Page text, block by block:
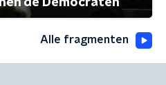
de Democraten
Alle fragmenten